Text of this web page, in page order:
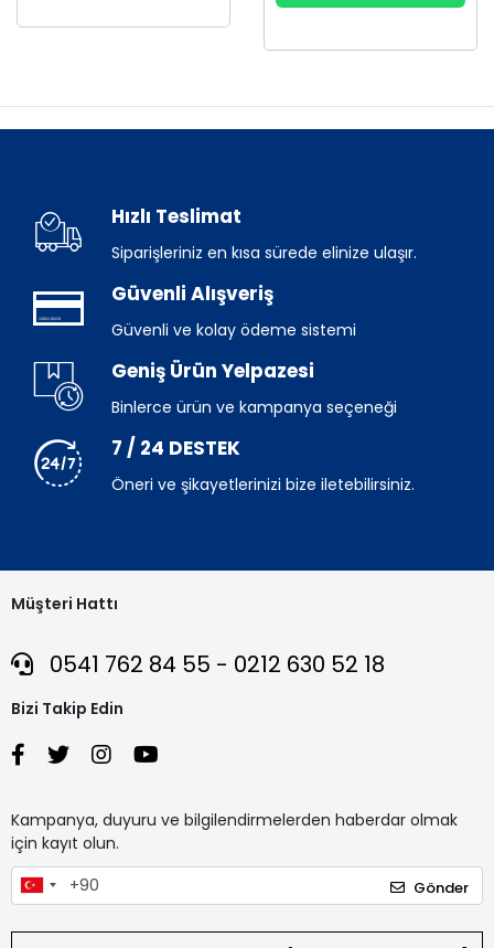
Hızlı Teslimat
Siparişleriniz en kısa sürede elinize ulaşır.
Güvenli Alışveriş
Güvenli ve kolay ödeme sistemi
Geniş Ürün Yelpazesi
Binlerce ürün ve kampanya seçeneği
7 / 24 DESTEK
Öneri ve şikayetlerinizi bize iletebilirsiniz.
Müşteri Hattı
0541 762 84 55 - 0212 630 52 18
Bizi Takip Edin
Kampanya, duyuru ve bilgilendirmelerden haberdar olmak
için kayıt olun.
Gönder